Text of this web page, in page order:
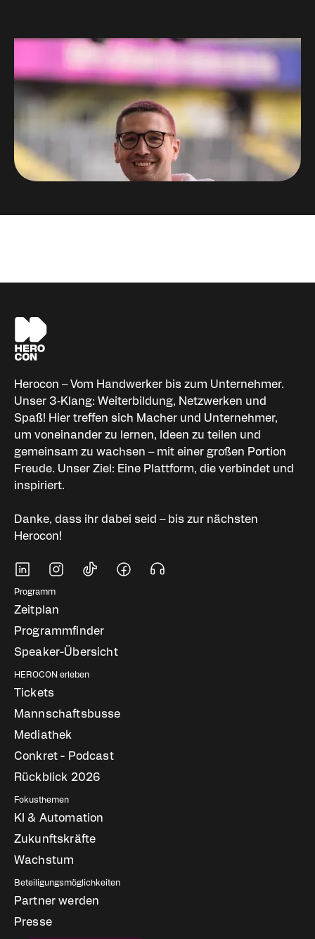
Niklas Palm
Herocon – Vom Handwerker bis zum Unternehmer.
Unser 3‑Klang: Weiterbildung, Netzwerken und
Spaß! Hier treffen sich Macher und Unternehmer,
um voneinander zu lernen, Ideen zu teilen und
gemeinsam zu wachsen – mit einer großen Portion
Freude. Unser Ziel: Eine Plattform, die verbindet und
inspiriert.
Danke, dass ihr dabei seid – bis zur nächsten
Herocon!
Soziale Medien
Fußbereich
Programm
Zeitplan
Programmfinder
Speaker-Übersicht
HEROCON erleben
Tickets
Mannschaftsbusse
Mediathek
Conkret - Podcast
Rückblick 2026
Fokusthemen
KI & Automation
Zukunftskräfte
Wachstum
Beteiligungsmöglichkeiten
Partner werden
Presse